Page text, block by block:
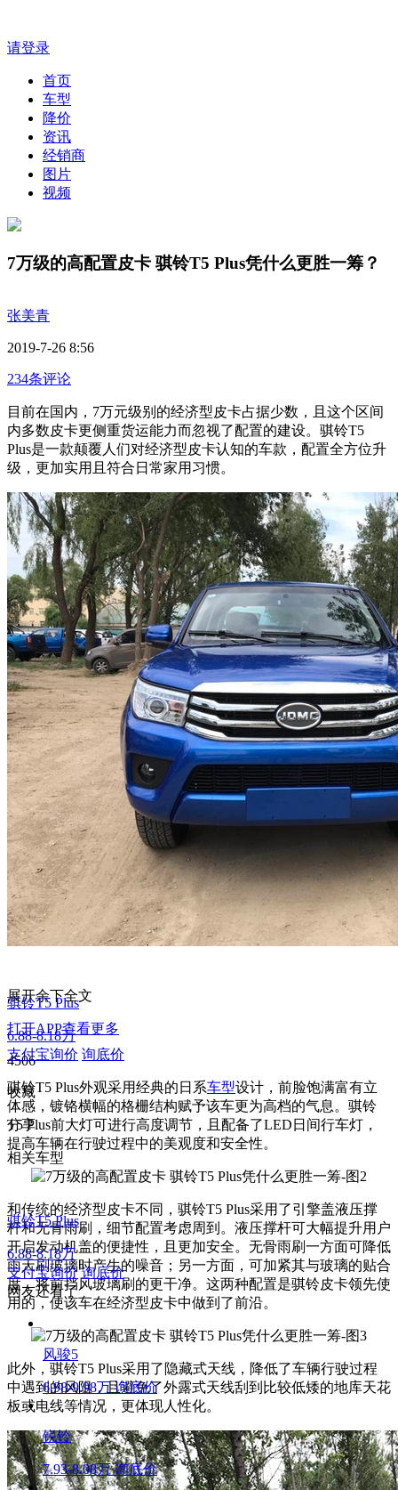
请登录
首页
车型
降价
资讯
经销商
图片
视频
7万级的高配置皮卡 骐铃T5 Plus凭什么更胜一筹？
张美青
2019-7-26 8:56
234条评论
目前在国内，7万元级别的经济型皮卡占据少数，且这个区间
内多数皮卡更侧重货运能力而忽视了配置的建设。骐铃T5
Plus是一款颠覆人们对经济型皮卡认知的车款，配置全方位升
级，更加实用且符合日常家用习惯。
骐铃T5 Plus
6.88-8.18万
支付宝询价 询底价
骐铃T5 Plus外观采用经典的日系车型设计，前脸饱满富有立
体感，镀铬横幅的格栅结构赋予该车更为高档的气息。骐铃
T5 Plus前大灯可进行高度调节，且配备了LED日间行车灯，
提高车辆在行驶过程中的美观度和安全性。
和传统的经济型皮卡不同，骐铃T5 Plus采用了引擎盖液压撑
杆和无骨雨刷，细节配置考虑周到。液压撑杆可大幅提升用户
开启发动机盖的便捷性，且更加安全。无骨雨刷一方面可降低
雨天刷玻璃时产生的噪音；另一方面，可加紧其与玻璃的贴合
度，将前挡风玻璃刷的更干净。这两种配置是骐铃皮卡领先使
用的，使该车在经济型皮卡中做到了前沿。
此外，骐铃T5 Plus采用了隐藏式天线，降低了车辆行驶过程
中遇到的风阻，且避免了外露式天线刮到比较低矮的地库天花
板或电线等情况，更体现人性化。
展开余下全文
打开APP查看更多
4506
收藏
分享
相关车型
骐铃T5 Plus
6.88-8.18万
支付宝询价 询底价
网友还看了
风骏5
6.98-9.98万 询底价
锐铃
7.93-8.08万 询底价